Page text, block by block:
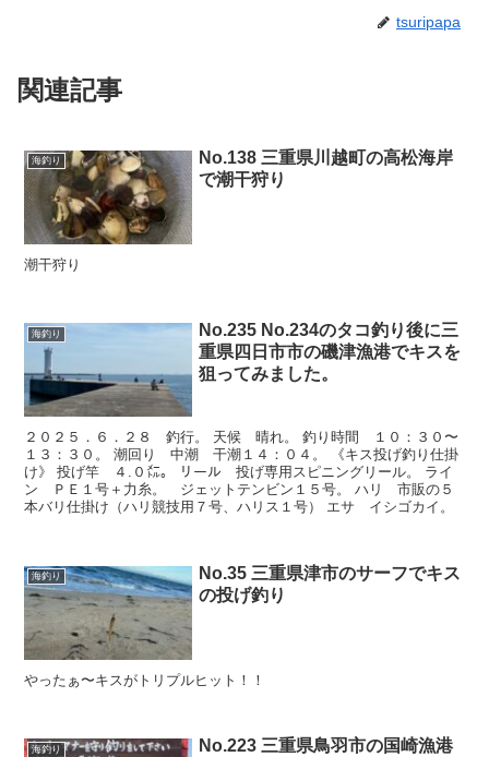
tsuripapa
関連記事
海釣り
No.138 三重県川越町の高松海岸
で潮干狩り
潮干狩り
海釣り
No.235 No.234のタコ釣り後に三
重県四日市市の磯津漁港でキスを
狙ってみました。
２０２５．６．２８ 釣行。 天候 晴れ。 釣り時間 １０：３０〜
１３：３０。 潮回り 中潮 干潮１４：０４。 《キス投げ釣り仕掛
け》 投げ竿 ４.０㍍。 リール 投げ専用スピニングリール。 ライ
ン ＰＥ１号＋力糸。 ジェットテンビン１５号。 ハリ 市販の５
本バリ仕掛け（ハリ競技用７号、ハリス１号） エサ イシゴカイ。
海釣り
No.35 三重県津市のサーフでキス
の投げ釣り
やったぁ〜キスがトリプルヒット！！
海釣り
No.223 三重県鳥羽市の国崎漁港